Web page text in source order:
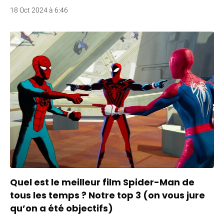
18 Oct 2024 à 6:46
Quel est le meilleur film Spider-Man de
tous les temps ? Notre top 3 (on vous jure
qu’on a été objectifs)